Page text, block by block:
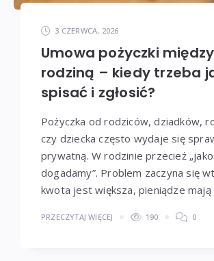
3 CZERWCA, 2026
Umowa pożyczki między
rodziną – kiedy trzeba
spisać i zgłosić?
Pożyczka od rodziców, dziadków,
czy dziecka często wydaje się
prywatną. W rodzinie przecież
dogadamy”. Problem zaczyna się
kwota jest większa, pieniądze
PRZECZYTAJ WIĘCEJ 190 0